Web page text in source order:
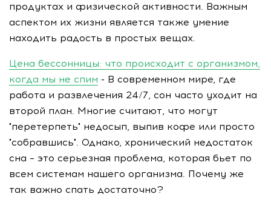
продуктах и физической активности. Важным
аспектом их жизни является также умение
находить радость в простых вещах.
Цена бессонницы: что происходит с организмом,
когда мы не спим - В современном мире, где
работа и развлечения 24/7, сон часто уходит на
второй план. Многие считают, что могут
"перетерпеть" недосып, выпив кофе или просто
"собравшись". Однако, хронический недостаток
сна – это серьезная проблема, которая бьет по
всем системам нашего организма. Почему же
так важно спать достаточно?